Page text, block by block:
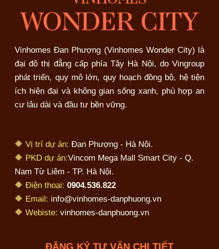
Vinhomes Đan Phượng (Vinhomes Wonder City) là
đại đô thị đẳng cấp phía Tây Hà Nội, do Vingroup
phát triển, quy mô lớn, quy hoạch đồng bộ, hệ tiện
ích hiện đại và không gian sống xanh, phù hợp an
cư lâu dài và đầu tư bền vững.
🔶 Vị trí dự án: Đan Phượng - Hà Nội.
🔶 PKD dự án:Vincom Mega Mall Smart City - Q.
Nam Từ Liêm - TP. Hà Nội.
🔶 Điện thoại: 0904.536.822
🔶 Email: info@vinhomes-danphuong.vn
🔶 Webiste: vinhomes-danphuong.vn
ĐĂNG KÝ TƯ VẤN CHI TIẾT